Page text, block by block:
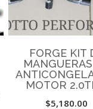
FORGE KIT
MOTOR
$5,180.00